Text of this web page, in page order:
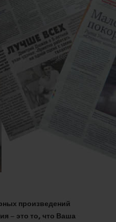
произведений
– это то, что Ваша